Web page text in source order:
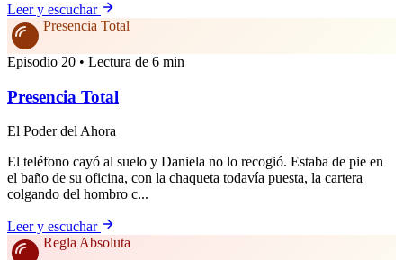
Leer y escuchar
Presencia Total
Episodio 20 • Lectura de 6 min
Presencia Total
El Poder del Ahora
El teléfono cayó al suelo y Daniela no lo recogió. Estaba de pie en
el baño de su oficina, con la chaqueta todavía puesta, la cartera
colgando del hombro c...
Leer y escuchar
Regla Absoluta